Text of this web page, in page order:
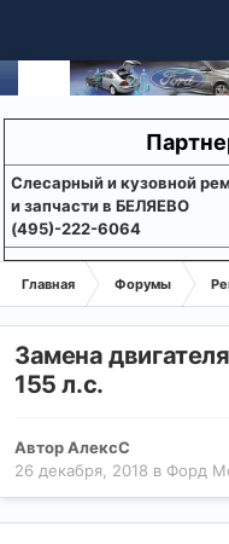
Слесарный и кузовной
и запчасти в БЕЛЯЕВО
(495)-222-6064
Главная Форумы
Замена
155 л.с.
АвторАлексС
26 декабря, 2018 в Форд